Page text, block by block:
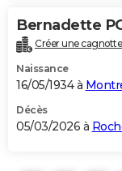
Bernadette
Créer une
Naissance
16/05/1934 à
Décès
05/03/2026 à